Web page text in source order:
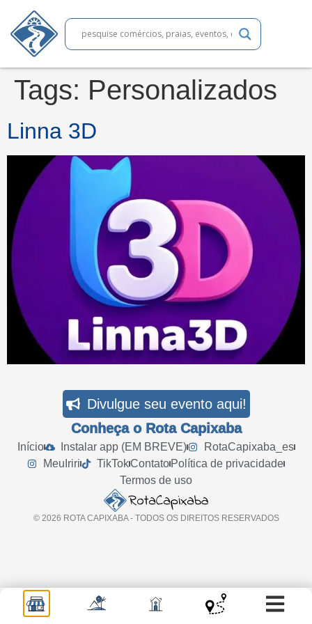
Tags: Personalizados
Linna 3D
Divulgue seu evento aqui!
Conheça o Rota Capixaba
Início Instalar app (EM BREVE)
RotaCapixaba_es
MeuIriri
TikTokContato Política de privacidade
Termos de uso
© 2026 ROTA CAPIXABA - TODOS OS DIREITOS RESERVADOS